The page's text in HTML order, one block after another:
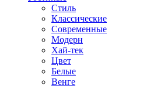
Стиль
Классические
Современные
Модерн
Хай-тек
Цвет
Белые
Венге